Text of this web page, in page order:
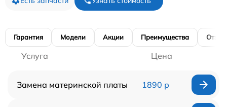
Гарантия Модели Акции Преимущества
Услуга Цена
Замена материнской платы 1890 р